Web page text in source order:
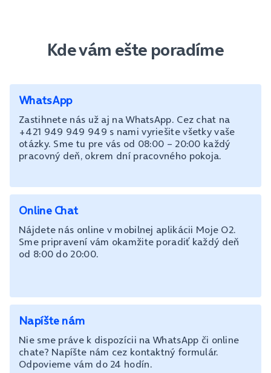
Kde vám ešte poradíme
WhatsApp
Zastihnete nás už aj na WhatsApp. Cez chat na
+421 949 949 949 s nami vyriešite všetky vaše
otázky. Sme tu pre vás od 08:00 – 20:00 každý
pracovný deň, okrem dní pracovného pokoja.
Online Chat
Nájdete nás online v mobilnej aplikácii Moje O2.
Sme pripravení vám okamžite poradiť každý deň
od 8:00 do 20:00.
Napíšte nám
Nie sme práve k dispozícii na WhatsApp či online
chate? Napíšte nám cez kontaktný formulár.
Odpovieme vám do 24 hodín.